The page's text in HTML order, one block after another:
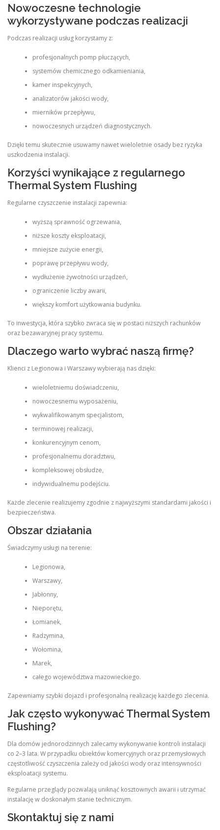
Nowoczesne technologie
wykorzystywane podczas realizacji
Podczas realizacji usług korzystamy z:
profesjonalnych pomp płuczących,
systemów chemicznego odkamieniania,
kamer inspekcyjnych,
analizatorów jakości wody,
mierników przepływu,
nowoczesnych urządzeń diagnostycznych.
Dzięki temu skutecznie usuwamy nawet wieloletnie osady bez ryzyka
uszkodzenia instalacji.
Korzyści wynikające z regularnego
Thermal System Flushing
Regularne czyszczenie instalacji zapewnia:
wyższą sprawność ogrzewania,
niższe koszty eksploatacji,
mniejsze zużycie energii,
poprawę przepływu wody,
wydłużenie żywotności urządzeń,
ograniczenie liczby awarii,
większy komfort użytkowania budynku.
To inwestycja, która szybko zwraca się w postaci niższych rachunków
oraz bezawaryjnej pracy systemu.
Dlaczego warto wybrać naszą firmę?
Klienci z Legionowa i Warszawy wybierają nas dzięki:
wieloletniemu doświadczeniu,
nowoczesnemu wyposażeniu,
wykwalifikowanym specjalistom,
terminowej realizacji,
konkurencyjnym cenom,
profesjonalnemu doradztwu,
kompleksowej obsłudze,
indywidualnemu podejściu.
Każde zlecenie realizujemy zgodnie z najwyższymi standardami jakości i
bezpieczeństwa.
Obszar działania
Świadczymy usługi na terenie:
Legionowa,
Warszawy,
Jabłonny,
Nieporętu,
Łomianek,
Radzymina,
Wołomina,
Marek,
całego województwa mazowieckiego.
Zapewniamy szybki dojazd i profesjonalną realizację każdego zlecenia.
Jak często wykonywać Thermal System
Flushing?
Dla domów jednorodzinnych zalecamy wykonywanie kontroli instalacji
co 2–3 lata. W przypadku obiektów komercyjnych oraz przemysłowych
częstotliwość czyszczenia zależy od jakości wody oraz intensywności
eksploatacji systemu.
Regularne przeglądy pozwalają uniknąć kosztownych awarii i utrzymać
instalację w doskonałym stanie technicznym.
Skontaktuj się z nami